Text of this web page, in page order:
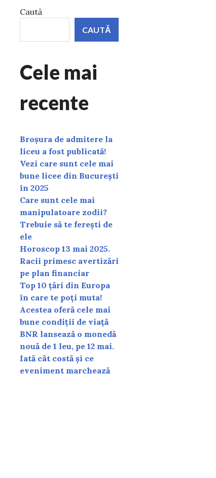
Caută
CAUTĂ
Cele mai
recente
Broșura de admitere la
liceu a fost publicată!
Vezi care sunt cele mai
bune licee din București
în 2025
Care sunt cele mai
manipulatoare zodii?
Trebuie să te ferești de
ele
Horoscop 13 mai 2025.
Racii primesc avertizări
pe plan financiar
Top 10 țări din Europa
în care te poți muta!
Acestea oferă cele mai
bune condiții de viață
BNR lansează o monedă
nouă de 1 leu, pe 12 mai.
Iată cât costă și ce
eveniment marchează